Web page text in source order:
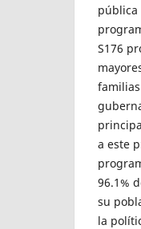
pública
S176
a este
96.1%
su
la